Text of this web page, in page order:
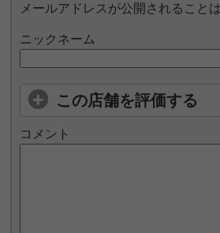
メールアドレスが公開されること
ニックネーム
この店舗を評価する
コメント